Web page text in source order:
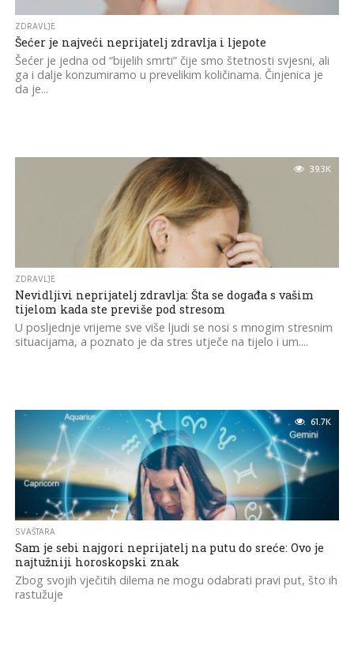
ZDRAVLJE
Šećer je najveći neprijatelj zdravlja i ljepote
Šećer je jedna od “bijelih smrti” čije smo štetnosti svjesni, ali
ga i dalje konzumiramo u prevelikim količinama. Činjenica je
da je...
39.3K
ZDRAVLJE
Nevidljivi neprijatelj zdravlja: Šta se događa s vašim
tijelom kada ste previše pod stresom
U posljednje vrijeme sve više ljudi se nosi s mnogim stresnim
situacijama, a poznato je da stres utječe na tijelo i um....
61.7K
SVAŠTARA
Sam je sebi najgori neprijatelj na putu do sreće: Ovo je
najtužniji horoskopski znak
Zbog svojih vječitih dilema ne mogu odabrati pravi put, što ih
rastužuje